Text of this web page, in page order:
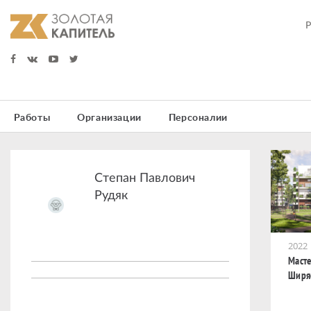
Работы Организации Персоналии
Степан Павлович
Рудяк
2022